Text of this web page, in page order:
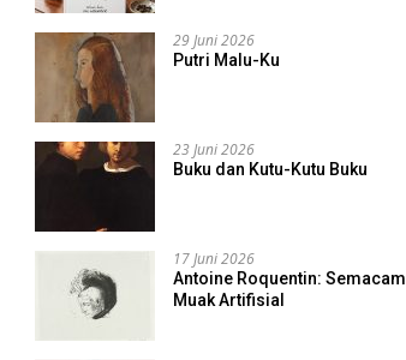
29 Juni 2026
Putri Malu-Ku
23 Juni 2026
Buku dan Kutu-Kutu Buku
17 Juni 2026
Antoine Roquentin: Semacam
Muak Artifisial